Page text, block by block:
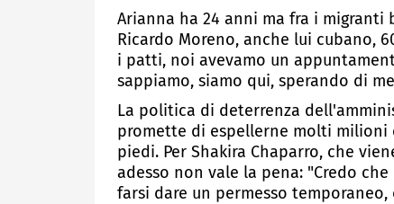
Arianna ha 24 anni ma fra i migranti
Ricardo Moreno, anche lui cubano,
i patti, noi avevamo un
sappiamo, siamo qui, sperando di
La politica di deterrenza
promette di espellerne molti milioni
piedi. Per Shakira Chaparro, che
adesso non vale la pena: "Credo
farsi dare un permesso